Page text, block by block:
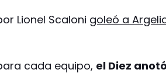
Lionel Scaloni goleó a
cada equipo, el Diez